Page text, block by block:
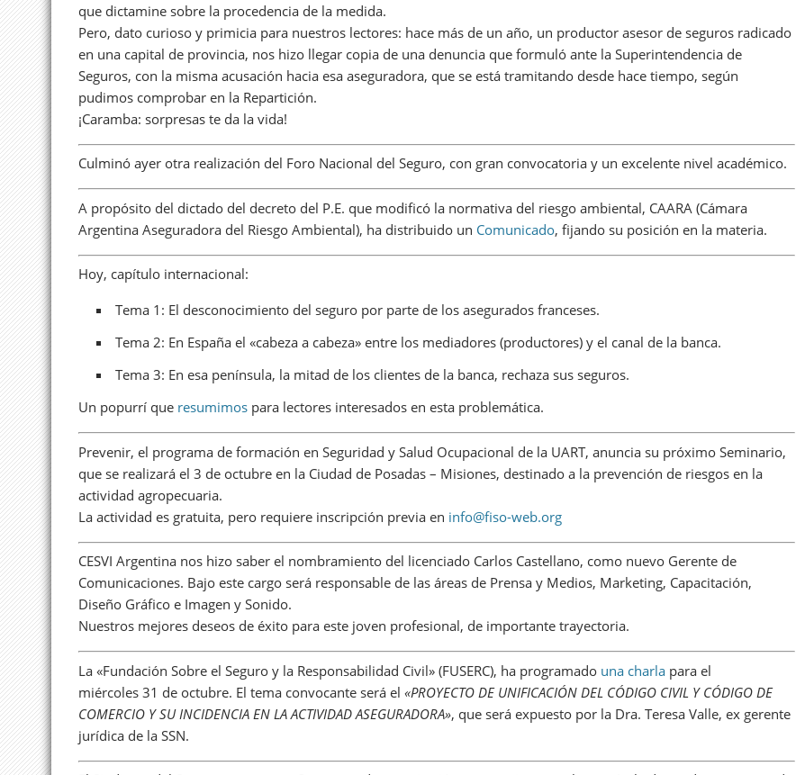
que dictamine sobre la procedencia de la medida.
Pero, dato curioso y primicia para nuestros lectores: hace más de un año, un productor asesor de seguros radicado
en una capital de provincia, nos hizo llegar copia de una denuncia que formuló ante la Superintendencia de
Seguros, con la misma acusación hacia esa aseguradora, que se está tramitando desde hace tiempo, según
pudimos comprobar en la Repartición.
¡Caramba: sorpresas te da la vida!
Culminó ayer otra realización del Foro Nacional del Seguro, con gran convocatoria y un excelente nivel académico.
A propósito del dictado del decreto del P.E. que modificó la normativa del riesgo ambiental, CAARA (Cámara
Argentina Aseguradora del Riesgo Ambiental), ha distribuido un Comunicado, fijando su posición en la materia.
Hoy, capítulo internacional:
Tema 1: El desconocimiento del seguro por parte de los asegurados franceses.
Tema 2: En España el «cabeza a cabeza» entre los mediadores (productores) y el canal de la banca.
Tema 3: En esa península, la mitad de los clientes de la banca, rechaza sus seguros.
Un popurrí que resumimos para lectores interesados en esta problemática.
Prevenir, el programa de formación en Seguridad y Salud Ocupacional de la UART, anuncia su próximo Seminario,
que se realizará el 3 de octubre en la Ciudad de Posadas – Misiones, destinado a la prevención de riesgos en la
actividad agropecuaria.
La actividad es gratuita, pero requiere inscripción previa en info@fiso-web.org
CESVI Argentina nos hizo saber el nombramiento del licenciado Carlos Castellano, como nuevo Gerente de
Comunicaciones. Bajo este cargo será responsable de las áreas de Prensa y Medios, Marketing, Capacitación,
Diseño Gráfico e Imagen y Sonido.
Nuestros mejores deseos de éxito para este joven profesional, de importante trayectoria.
La «Fundación Sobre el Seguro y la Responsabilidad Civil» (FUSERC), ha programado una charla para el
miércoles 31 de octubre. El tema convocante será el «PROYECTO DE UNIFICACIÓN DEL CÓDIGO CIVIL Y CÓDIGO DE
COMERCIO Y SU INCIDENCIA EN LA ACTIVIDAD ASEGURADORA», que será expuesto por la Dra. Teresa Valle, ex gerente
jurídica de la SSN.